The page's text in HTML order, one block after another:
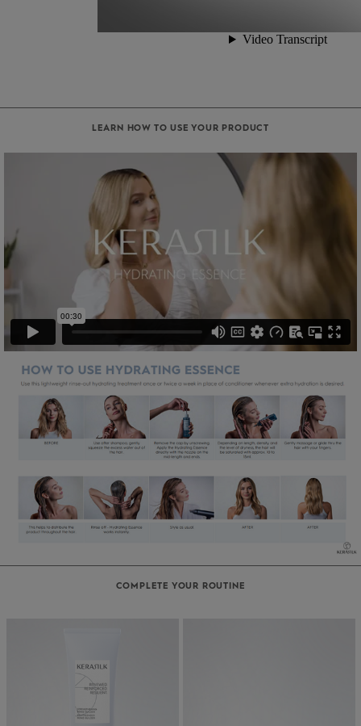
LEARN HOW TO USE YOUR PRODUCT
COMPLETE YOUR ROUTINE